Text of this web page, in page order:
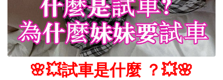
🌸💥試車是什麼 ？💥🌸